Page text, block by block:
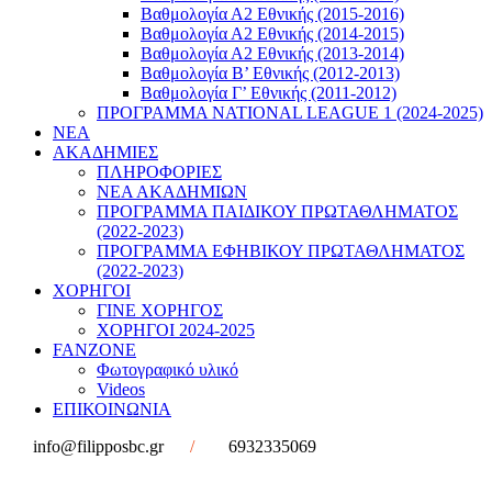
Βαθμολογία Α2 Εθνικής (2015-2016)
Βαθμολογία Α2 Εθνικής (2014-2015)
Βαθμολογία Α2 Εθνικής (2013-2014)
Βαθμολογία Β’ Εθνικής (2012-2013)
Βαθμολογία Γ’ Εθνικής (2011-2012)
ΠΡΟΓΡΑΜΜΑ NATIONAL LEAGUE 1 (2024-2025)
ΝΕΑ
ΑΚΑΔΗΜΙΕΣ
ΠΛΗΡΟΦΟΡΙΕΣ
ΝΕΑ ΑΚΑΔΗΜΙΩΝ
ΠΡΟΓΡΑΜΜΑ ΠΑΙΔΙΚΟΥ ΠΡΩΤΑΘΛΗΜΑΤΟΣ
(2022-2023)
ΠΡΟΓΡΑΜΜΑ ΕΦΗΒΙΚΟΥ ΠΡΩΤΑΘΛΗΜΑΤΟΣ
(2022-2023)
ΧΟΡΗΓΟΙ
ΓΙΝΕ ΧΟΡΗΓΟΣ
ΧΟΡΗΓΟΙ 2024-2025
FANZONE
Φωτογραφικό υλικό
Videos
ΕΠΙΚΟΙΝΩΝΙΑ
info@filipposbc.gr
/ 6932335069